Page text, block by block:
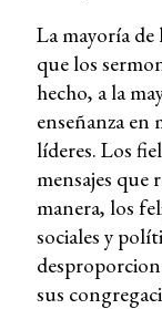
La mayoría de
que los
hecho, a la
enseñanza
líderes. Los
mensajes que
manera, los
sociales y
sus